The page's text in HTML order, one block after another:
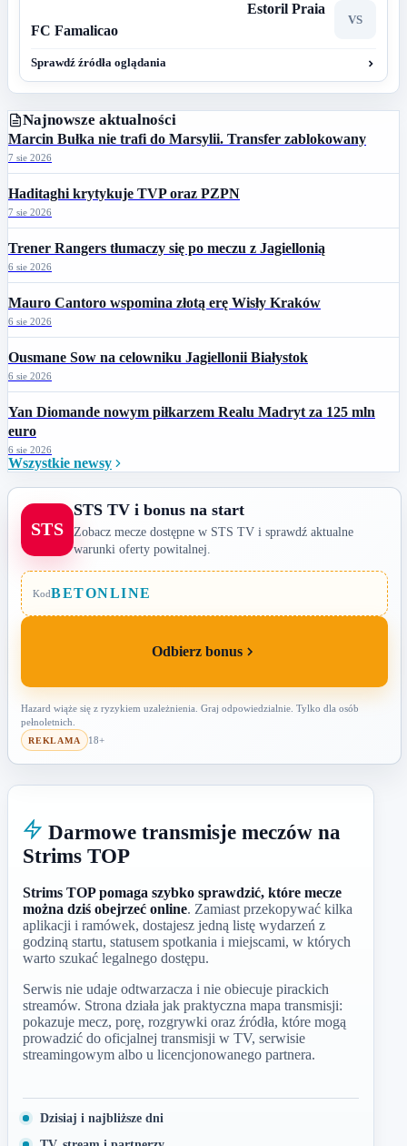
Estoril Praia
VS
FC Famalicao
Sprawdź źródła oglądania
Najnowsze aktualności
Marcin Bułka nie trafi do Marsylii. Transfer zablokowany
7 sie 2026
Haditaghi krytykuje TVP oraz PZPN
7 sie 2026
Trener Rangers tłumaczy się po meczu z Jagiellonią
6 sie 2026
Mauro Cantoro wspomina złotą erę Wisły Kraków
6 sie 2026
Ousmane Sow na celowniku Jagiellonii Białystok
6 sie 2026
Yan Diomande nowym piłkarzem Realu Madryt za 125 mln
euro
6 sie 2026
Wszystkie newsy
STS
STS TV i bonus na start
Zobacz mecze dostępne w STS TV i sprawdź aktualne
warunki oferty powitalnej.
KodBETONLINE
Odbierz bonus
Hazard wiąże się z ryzykiem uzależnienia. Graj odpowiedzialnie. Tylko dla osób
pełnoletnich.
REKLAMA 18+
Darmowe transmisje meczów na
Strims TOP
Strims TOP pomaga szybko sprawdzić, które mecze
można dziś obejrzeć online. Zamiast przekopywać kilka
aplikacji i ramówek, dostajesz jedną listę wydarzeń z
godziną startu, statusem spotkania i miejscami, w których
warto szukać legalnego dostępu.
Serwis nie udaje odtwarzacza i nie obiecuje pirackich
streamów. Strona działa jak praktyczna mapa transmisji:
pokazuje mecz, porę, rozgrywki oraz źródła, które mogą
prowadzić do oficjalnej transmisji w TV, serwisie
streamingowym albo u licencjonowanego partnera.
Dzisiaj i najbliższe dni